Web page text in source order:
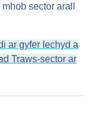
sector arall
ar gyfer Iechyd a
Traws-sector ar